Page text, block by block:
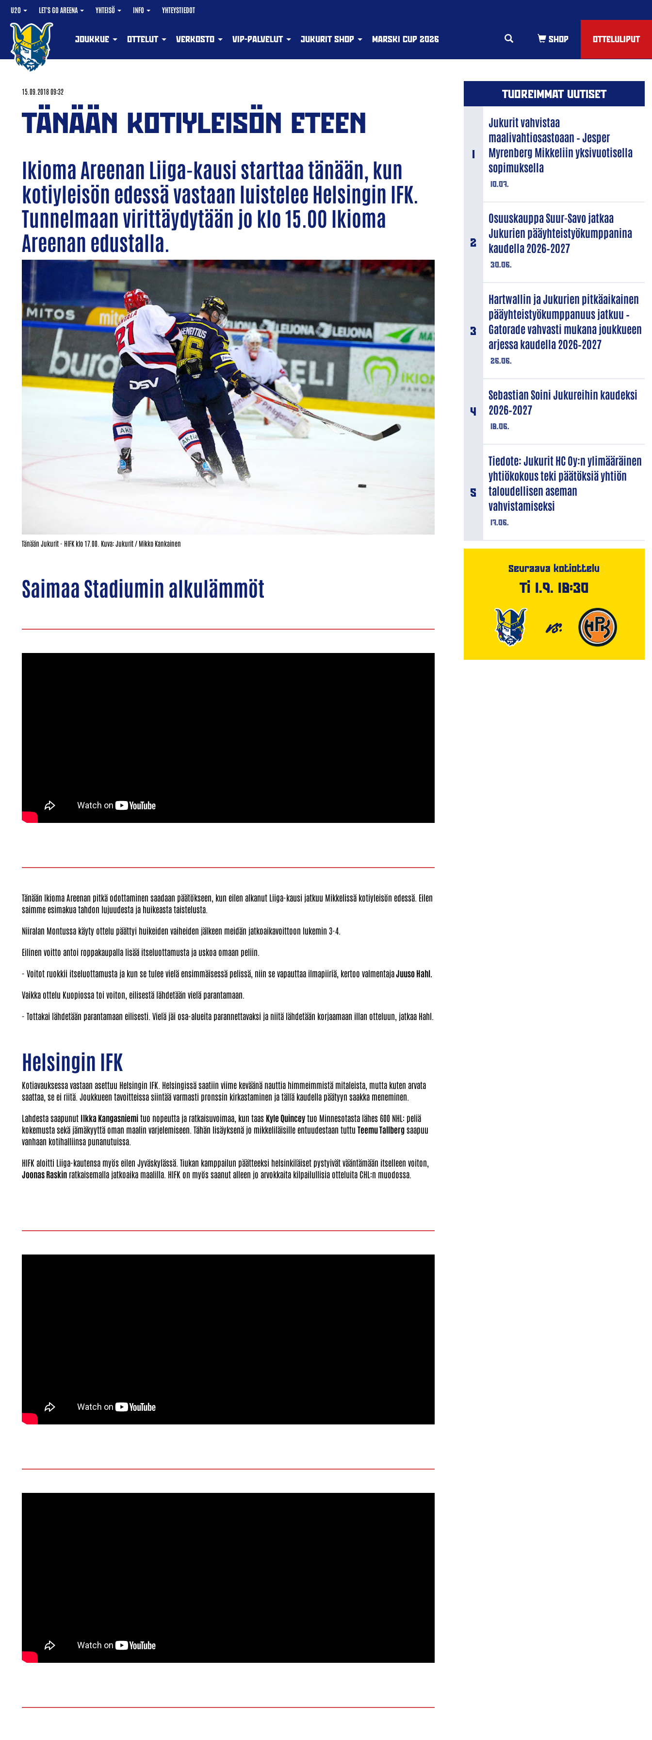
U20 LET'S GO AREENA YHTEISÖ INFO YHTEYSTIEDOT
OTTELULIPUT
JOUKKUE OTTELUT VERKOSTO VIP-PALVELUT JUKURIT SHOP MARSKI CUP 2026
15.09.2018 09:32
TÄNÄÄN KOTIYLEISÖN ETEEN
Ikioma Areenan Liiga-kausi starttaa tänään, kun
kotiyleisön edessä vastaan luistelee Helsingin IFK.
Tunnelmaan virittäydytään jo klo 15.00 Ikioma
Areenan edustalla.
Tänään Jukurit - HIFK klo 17.00. Kuva: Jukurit / Mikko Kankainen
Saimaa Stadiumin alkulämmöt
Tänään Ikioma Areenan pitkä odottaminen saadaan päätökseen, kun eilen alkanut Liiga-kausi jatkuu Mikkelissä kotiyleisön edessä. Eilen
saimme esimakua tahdon lujuudesta ja huikeasta taistelusta.
Niiralan Montussa käyty ottelu päättyi huikeiden vaiheiden jälkeen meidän jatkoaikavoittoon lukemin 3-4.
Eilinen voitto antoi roppakaupalla lisää itseluottamusta ja uskoa omaan peliin.
- Voitot ruokkii itseluottamusta ja kun se tulee vielä ensimmäisessä pelissä, niin se vapauttaa ilmapiiriä, kertoo valmentajaJuuso Hahl.
Vaikka ottelu Kuopiossa toi voiton, eilisestä lähdetään vielä parantamaan.
- Tottakai lähdetään parantamaan eilisesti. Vielä jäi osa-alueita parannettavaksi ja niitä lähdetään korjaamaan illan otteluun, jatkaa Hahl.
Helsingin IFK
Kotiavauksessa vastaan asettuu Helsingin IFK. Helsingissä saatiin viime keväänä nauttia himmeimmistä mitaleista, mutta kuten arvata
saattaa, se ei riitä. Joukkueen tavoitteissa siintää varmasti pronssin kirkastaminen ja tällä kaudella päätyyn saakka meneminen.
Lahdesta saapunut Ilkka Kangasniemituo nopeutta ja ratkaisuvoimaa, kun taas Kyle Quinceytuo Minnesotasta lähes 600 NHL: peliä
kokemusta sekä jämäkyyttä oman maalin varjelemiseen. Tähän lisäyksenä jo mikkeliläisille entuudestaan tuttu Teemu Tallbergsaapuu
vanhaan kotihalliinsa punanutuissa.
HIFK aloitti Liiga-kautensa myös eilen Jyväskylässä. Tiukan kamppailun päätteeksi helsinkiläiset pystyivät vääntämään itselleen voiton,
Joonas Raskin ratkaisemalla jatkoaika maalilla. HIFK on myös saanut alleen jo arvokkaita kilpailullisia otteluita CHL:n muodossa.
TUOREIMMAT UUTISET
10.07.
Jukurit vahvistaa
maalivahtiosastoaan – Jesper
Myrenberg Mikkeliin yksivuotisella
sopimuksella
30.06.
Osuuskauppa Suur-Savo jatkaa
Jukurien pääyhteistyökumppanina
kaudella 2026–2027
26.06.
Hartwallin ja Jukurien pitkäaikainen
pääyhteistyökumppanuus jatkuu –
Gatorade vahvasti mukana joukkueen
arjessa kaudella 2026–2027
18.06.
Sebastian Soini Jukureihin kaudeksi
2026–2027
17.06.
Tiedote: Jukurit HC Oy:n ylimääräinen
yhtiökokous teki päätöksiä yhtiön
taloudellisen aseman
vahvistamiseksi
Seuraava kotiottelu
Ti 1.9. 18:30
VS.